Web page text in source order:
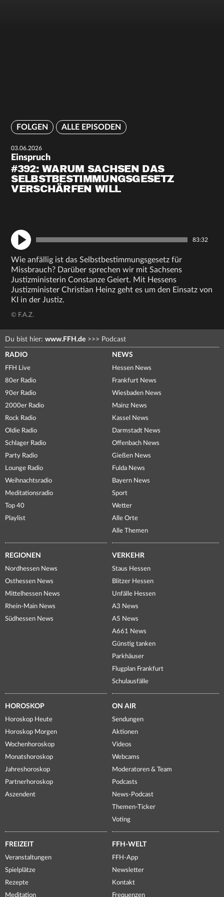
FOLGEN ALLE EPISODEN
03.06.2026
Einspruch
#392: WARUM SACHSEN DAS
SELBSTBESTIMMUNGSGESETZ
VERSCHÄRFEN WILL
83:32
Wie anfällig ist das Selbstbestimmungsgesetz für
Missbrauch? Darüber sprechen wir mit Sachsens
Justizministerin Constanze Geiert. Mit Hessens
Justizminister Christian Heinz geht es um den Einsatz von
KI in der Justiz.
© F.A.Z.
Du bist hier: www.FFH.de >>> Podcast
RADIO
FFH Live
80er Radio
90er Radio
2000er Radio
Rock Radio
Oldie Radio
Schlager Radio
Party Radio
Lounge Radio
Weihnachtsradio
Meditationsradio
Top 40
Playlist
NEWS
Hessen News
Frankfurt News
Wiesbaden News
Mainz News
Kassel News
Darmstadt News
Offenbach News
Gießen News
Fulda News
Bayern News
Sport
Wetter
Alle Orte
Alle Themen
REGIONEN
Nordhessen News
Osthessen News
Mittelhessen News
Rhein-Main News
Südhessen News
VERKEHR
Staus Hessen
Blitzer Hessen
Unfälle Hessen
A3 News
A5 News
A661 News
Günstig tanken
Parkhäuser
Flugplan Frankfurt
Schulausfälle
HOROSKOP
Horoskop Heute
Horoskop Morgen
Wochenhoroskop
Monatshoroskop
Jahreshoroskop
Partnerhoroskop
Aszendent
ON AIR
Sendungen
Aktionen
Videos
Webcams
Moderatoren & Team
Podcasts
News-Podcast
Themen-Ticker
Voting
FREIZEIT
Veranstaltungen
Spielplätze
Rezepte
Meditation
FFH-WELT
FFH-App
Newsletter
Kontakt
Frequenzen